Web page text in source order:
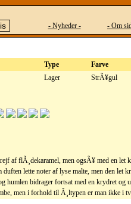
- Nyheder -
- Om
Type
Farve
Lager StrÃ¥gul
af flÃ¸dekaramel, men ogsÃ¥ med en
lette noter af lyse malte, men den let
humlen bidrager fortsat med en krydret og
men i forhold til Ã¸ltypen er man ikke i